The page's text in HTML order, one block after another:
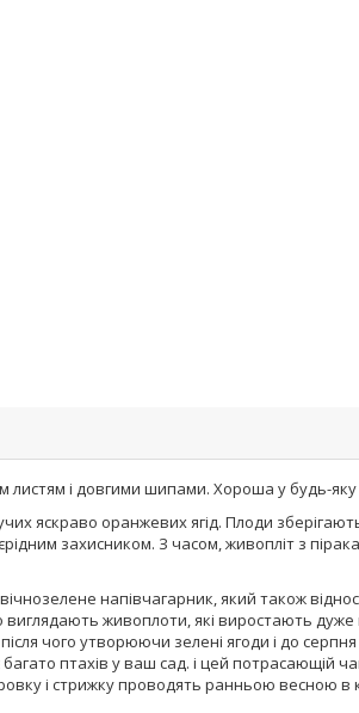
і довгими шипами. Хороша у будь-яку
яскраво оранжевих ягід. Плоди
захисником. З часом, живопліт з
напівчагарник, який також
виглядають живоплоти, які виростають
після чого утворюючи зелені ягоди і до
птахів у ваш сад. і цей потрасающій
і стрижку проводять ранньою весною